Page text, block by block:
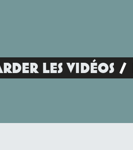
LES VIDÉOS